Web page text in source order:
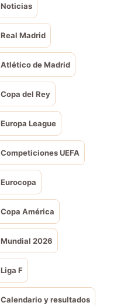
Noticias
Real Madrid
Atlético de Madrid
Copa del Rey
Europa League
Competiciones UEFA
Eurocopa
Copa América
Mundial 2026
Liga F
Calendario y resultados